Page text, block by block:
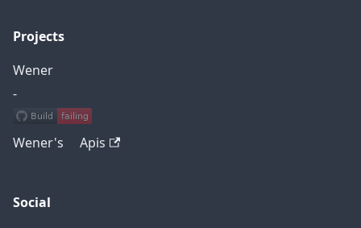
Projects
Wener
-
Wener's Apis
Social